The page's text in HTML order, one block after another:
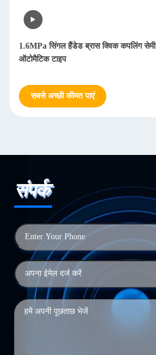
1.6MPa सिंगल हैंडेड ब्रास क्विक कपलिंग सेमी
ऑटोमैटिक टाइप
सबसे अच्छी कीमत पाएं
संपर्क